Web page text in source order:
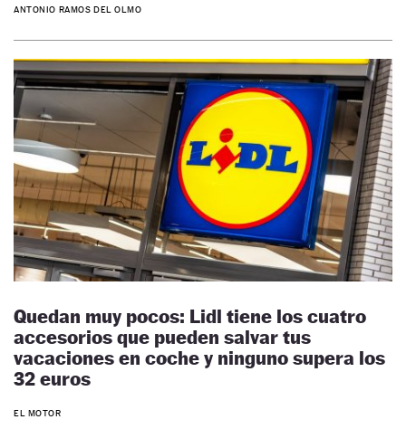
ANTONIO RAMOS DEL OLMO
Quedan muy pocos: Lidl tiene los cuatro
accesorios que pueden salvar tus
vacaciones en coche y ninguno supera los
32 euros
EL MOTOR